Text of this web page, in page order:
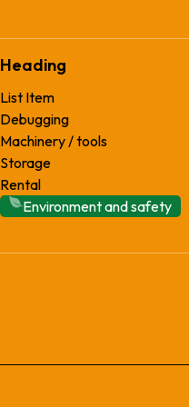
Heading
List Item
Debugging
Machinery / tools
Storage
Rental
Environment and safety